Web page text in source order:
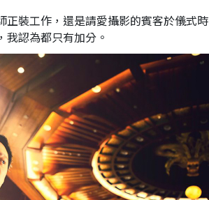
裝工作，還是請愛攝影的賓客於儀式時
我認為都只有加分。